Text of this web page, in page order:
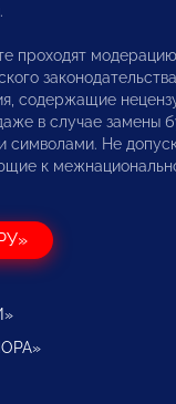
проходят
содержащие
в случае замены
символами. Не
к